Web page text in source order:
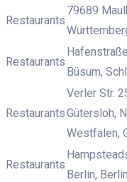
Restaurants
79689
Restaurants
Büsum,
Restaurants
Verler Str.
Gütersloh,
Westfalen,
Restaurants
Berlin,